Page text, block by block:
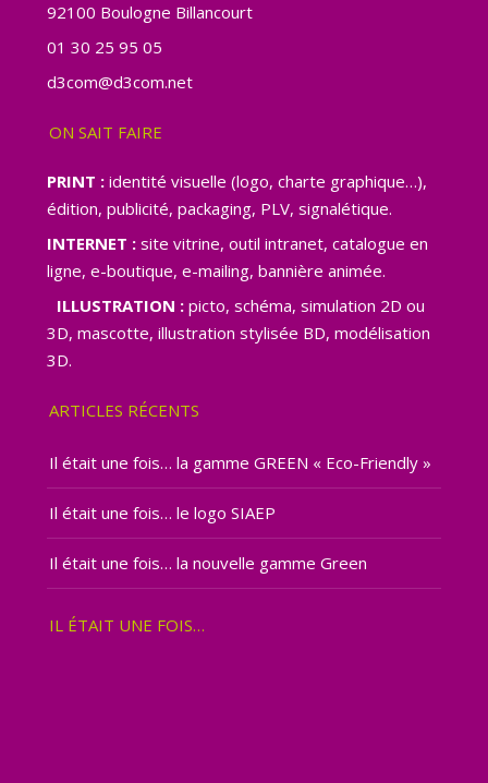
92100 Boulogne Billancourt
01 30 25 95 05
d3com@d3com.net
ON SAIT FAIRE
PRINT :identité visuelle (logo, charte graphique…),
édition, publicité, packaging, PLV, signalétique.
INTERNET :site vitrine, outil intranet, catalogue en
ligne, e-boutique, e-mailing, bannière animée.
ILLUSTRATION :picto, schéma, simulation 2D ou
3D, mascotte, illustration stylisée BD, modélisation
3D.
ARTICLES RÉCENTS
Il était une fois… la gamme GREEN « Eco-Friendly »
Il était une fois… le logo SIAEP
Il était une fois… la nouvelle gamme Green
IL ÉTAIT UNE FOIS…